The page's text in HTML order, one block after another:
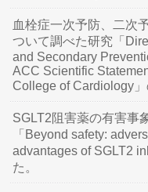
血栓症一次予防、二次
ついて調べた研究「
and Secondary
ACC Scientific
College of Cardiology
SGLT2阻害薬の有害事
「Beyond safety:
advantages of SGLT2
た。